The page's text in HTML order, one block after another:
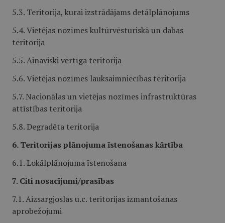
5.3. Teritorija, kurai izstrādājams detālplānojums
5.4. Vietējas nozīmes kultūrvēsturiskā un dabas
teritorija
5.5. Ainaviski vērtīga teritorija
5.6. Vietējas nozīmes lauksaimniecības teritorija
5.7. Nacionālas un vietējas nozīmes infrastruktūras
attīstības teritorija
5.8. Degradēta teritorija
6. Teritorijas plānojuma īstenošanas kārtība
6.1. Lokālplānojuma īstenošana
7. Citi nosacījumi/prasības
7.1. Aizsargjoslas u.c. teritorijas izmantošanas
aprobežojumi